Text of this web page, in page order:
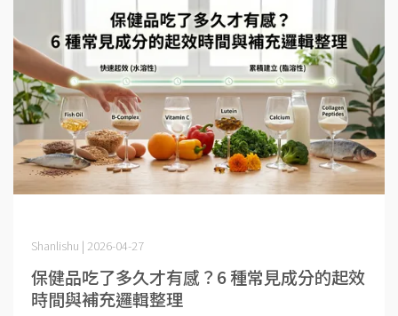
保健品吃了多久才有感？6 種常見成分的起效
時間與補充邏輯整理
Shanlishu | 2026-04-27